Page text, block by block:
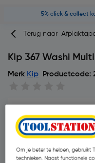
5% click & collect
Terug naar
Kip 367 Washi
Merk Kip Productcode:
Om je beter te helpen, gebruikt
technieken. Naast functionele